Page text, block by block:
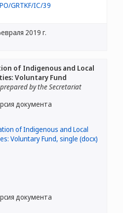
GRTKF/IC/39
2019 г.
of Indigenous and Local
Voluntary Fund
by the Secretariat
документа
документа